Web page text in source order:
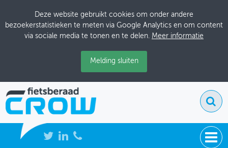
Deze website gebruikt cookies om onder andere
bezoekerstatistieken te meten via Google Analytics en om content
via sociale media te tonen en te delen. Meer informatie
Melding sluiten